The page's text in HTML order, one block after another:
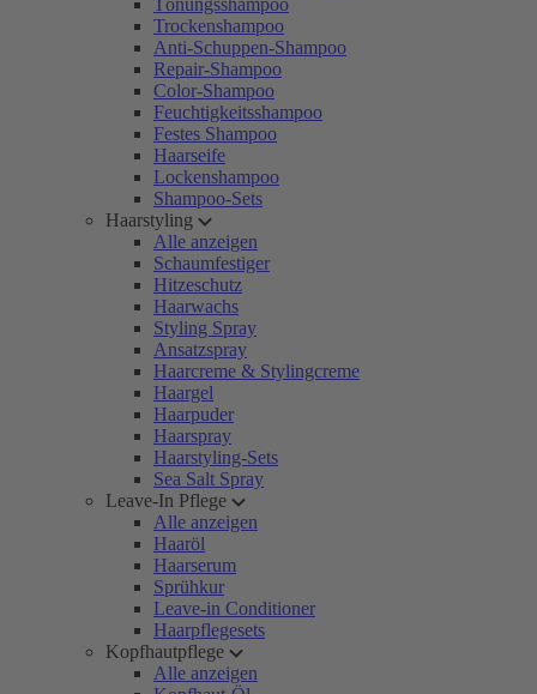
Tönungsshampoo
Trockenshampoo
Anti-Schuppen-Shampoo
Repair-Shampoo
Color-Shampoo
Feuchtigkeitsshampoo
Festes Shampoo
Haarseife
Lockenshampoo
Shampoo-Sets
Haarstyling
Alle anzeigen
Schaumfestiger
Hitzeschutz
Haarwachs
Styling Spray
Ansatzspray
Haarcreme & Stylingcreme
Haargel
Haarpuder
Haarspray
Haarstyling-Sets
Sea Salt Spray
Leave-In Pflege
Alle anzeigen
Haaröl
Haarserum
Sprühkur
Leave-in Conditioner
Haarpflegesets
Kopfhautpflege
Alle anzeigen